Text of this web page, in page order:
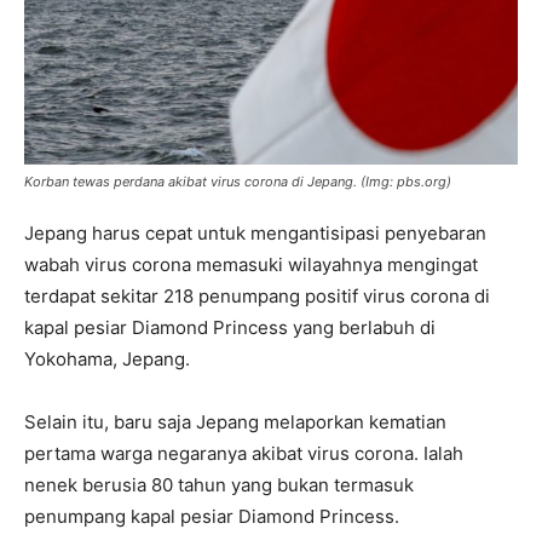
Korban tewas perdana akibat virus corona di Jepang. (Img: pbs.org)
Jepang harus cepat untuk mengantisipasi penyebaran
wabah virus corona memasuki wilayahnya mengingat
terdapat sekitar 218 penumpang positif virus corona di
kapal pesiar Diamond Princess yang berlabuh di
Yokohama, Jepang.
Selain itu, baru saja Jepang melaporkan kematian
pertama warga negaranya akibat virus corona. Ialah
nenek berusia 80 tahun yang bukan termasuk
penumpang kapal pesiar Diamond Princess.